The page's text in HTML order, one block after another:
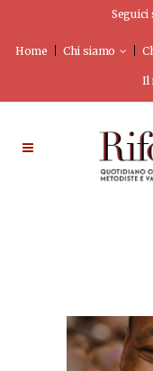
Seguici
Home Chi siamo
Il